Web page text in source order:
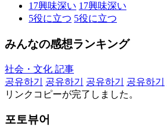
17興味深い 17興味深い
5役に立つ 5役に立つ
みんなの感想ランキング
社会・文化 記事
공유하기
공유하기 공유하기 공유하기
リンクコピーが完了しました。
포토뷰어